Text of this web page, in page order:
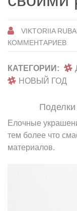
VIKTORIIA
КОММЕНТАРИЕВ
КАТЕГОРИИ:
НОВЫЙ ГОД
Поделки
Елочные
тем более что
материалов.